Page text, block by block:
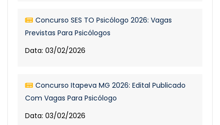
Concurso SES TO Psicólogo 2026: Vagas
Previstas Para Psicólogos
Data: 03/02/2026
Concurso Itapeva MG 2026: Edital Publicado
Com Vagas Para Psicólogo
Data: 03/02/2026